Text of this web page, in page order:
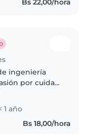
nose van
Bs 22,00/hora
ingeniería
por cuidar
y
bien a tu
1 año
Bs 18,00/hora